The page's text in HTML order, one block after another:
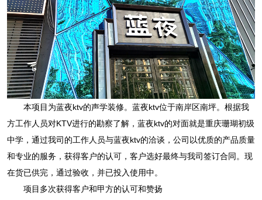
本项目为蓝夜ktv的声学装修。蓝夜ktv位于南岸区南坪。根据我
方工作人员对KTV进行的勘察了解，蓝夜ktv的对面就是重庆珊瑚初级
中学，通过我司的工作人员与蓝夜ktv的洽谈，公司以优质的产品质量
和专业的服务，获得客户的认可，客户选好最终与我司签订合同。现
在货已供完，通过验收，并已投入使用中。
项目多次获得客户和甲方的认可和赞扬